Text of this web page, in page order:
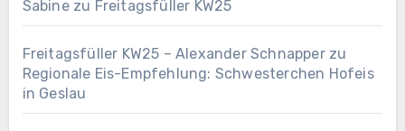
Sabinezu Freitagsfüller KW25
Freitagsfüller KW25 – Alexander Schnapperzu
Regionale Eis-Empfehlung: Schwesterchen Hofeis
in Geslau